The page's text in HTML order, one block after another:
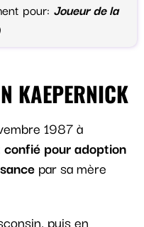
pour: Joueur de la
KAEPERNICK
1987 à
pour adoption
par sa mère
puis en